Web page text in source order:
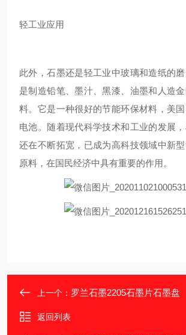
轻工业应用
此外，石墨还是轻工业中玻璃和造纸的磨
是制造铅笔、墨汁、黑漆、油墨和人造
料。它是一种很好的节能环保材料，美
电池。随着现代科学技术和工业的发展
还在不断拓宽，已成为高科技领域中新
原料，在国民经济中具有重要的作用。
上一个： 罗兰石墨2205石墨片石墨盘
返回列表